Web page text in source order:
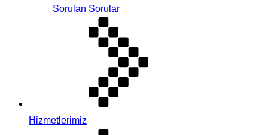
Sorulan Sorular
Hizmetlerimiz